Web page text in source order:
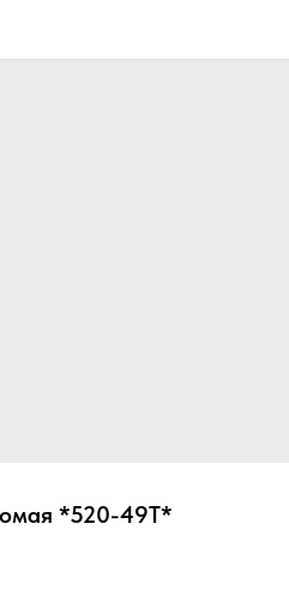
*520-49T*